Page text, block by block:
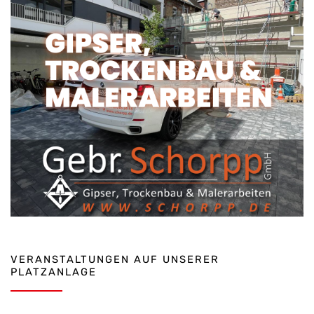
VERANSTALTUNGEN AUF UNSERER
PLATZANLAGE